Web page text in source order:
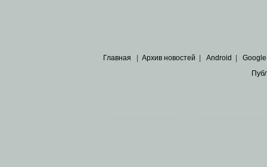
Главная | Архив новостей | Android | Google